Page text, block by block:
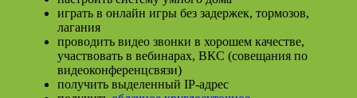
играть в онлайн игры без задержек, тормозов,
лагания
проводить видео звонки в хорошем качестве,
участвовать в вебинарах, ВКС (совещания по
видеоконференцсвязи)
получить выделенный IP-адрес